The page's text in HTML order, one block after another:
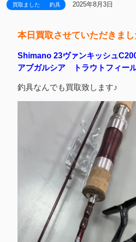
買取ました 釣具 2025年8月3日
本日買取させていただきまし
Shimano 23ヴァンキッシュ
アブガルシア トラウトフィー
釣具なんでも買取致します♪